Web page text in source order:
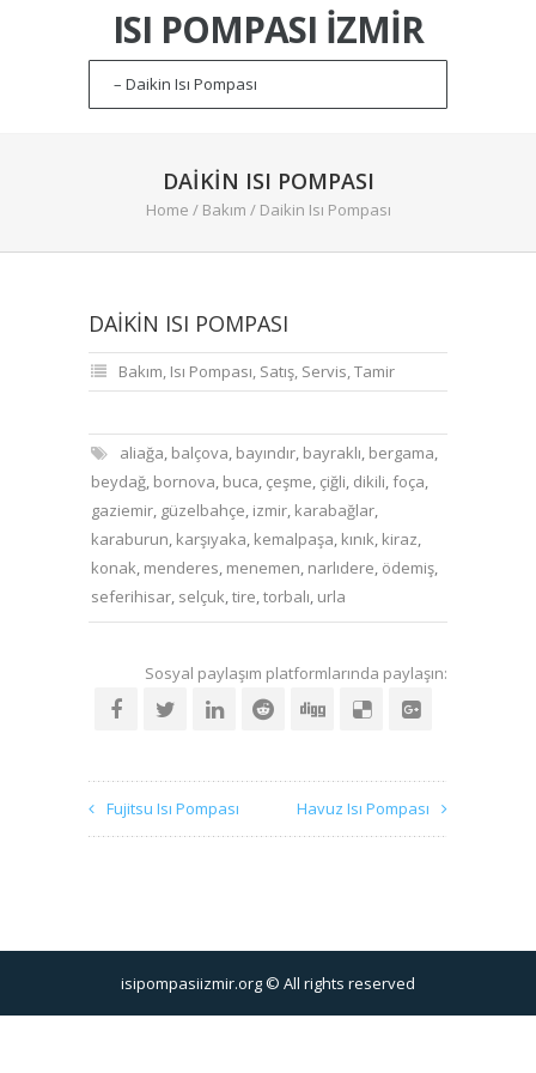
ISI POMPASI İZMIR
DAIKIN ISI POMPASI
Home / Bakım / Daikin Isı Pompası
DAIKIN ISI POMPASI
Bakım, Isı Pompası, Satış, Servis,Tamir
aliağa, balçova, bayındır, bayraklı, bergama,
beydağ, bornova, buca, çeşme, çiğli, dikili,foça,
gaziemir, güzelbahçe, izmir, karabağlar,
karaburun, karşıyaka, kemalpaşa, kınık, kiraz,
konak, menderes, menemen, narlıdere, ödemiş,
seferihisar, selçuk,tire,torbalı, urla
Sosyal paylaşım platformlarında paylaşın:
Fujitsu Isı Pompası Havuz Isı Pompası
isipompasiizmir.org © All rights reserved